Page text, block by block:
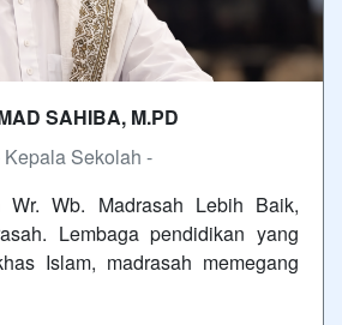
SAHIBA, M.PD
Kepala Sekolah -
Wr. Wb. Madrasah Lebih Baik,
Lembaga pendidikan yang
Islam, madrasah memegang